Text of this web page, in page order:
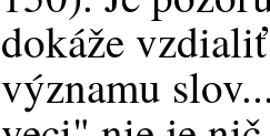
dokáže
významu